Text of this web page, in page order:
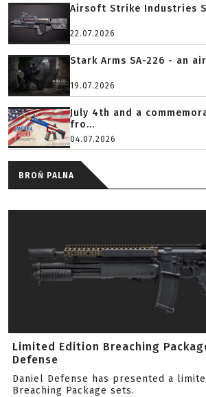
Airsoft Strike Industries
22.07.2026
Stark Arms SA-226 - an
19.07.2026
July 4th and a
fro...
04.07.2026
BROŃ PALNA
Limited Edition Breaching
Defense
Daniel Defense has presented a
Breaching Package sets.